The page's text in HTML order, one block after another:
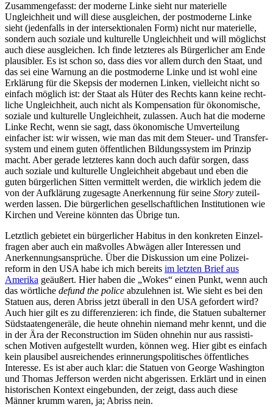
Zusam­men­ge­fasst: der moderne Linke sieht nur materielle
Ungleichheit und will diese ausgleichen, der postmo­derne Linke
sieht (jeden­falls in der inter­sek­tio­nalen Form) nicht nur materielle,
sondern auch soziale und kultu­relle Ungleichheit und will möglichst
auch diese ausgleichen. Ich finde letzteres als Bürger­licher am Ende
plausibler. Es ist schon so, dass dies vor allem durch den Staat, und
das sei eine Warnung an die postmo­derne Linke und ist wohl eine
Erklärung für die Skepsis der modernen Linken, vielleicht nicht so
einfach möglich ist: der Staat als Hüter des Rechts kann keine recht­
liche Ungleichheit, auch nicht als Kompen­sation für ökono­mische,
soziale und kultu­relle Ungleichheit, zulassen. Auch hat die moderne
Linke Recht, wenn sie sagt, dass ökono­mische Umver­teilung
einfacher ist: wir wissen, wie man das mit dem Steuer- und Trans­fer­
system und einem guten öffent­lichen Bildungs­system im Prinzip
macht. Aber gerade letzteres kann doch auch dafür sorgen, dass
auch soziale und kultu­relle Ungleichheit abgebaut und eben die
guten bürger­lichen Sitten vermittelt werden, die wirklich jedem die
von der Aufklärung zugesagte Anerkennung für seine Story zuteil­
werden lassen. Die bürger­lichen gesell­schaft­lichen Insti­tu­tionen wie
Kirchen und Vereine könnten das Übrige tun.
Letztlich gebietet ein bürger­licher Habitus in den konkreten Einzel­
fragen aber auch ein maßvolles Abwägen aller Inter­essen und
Anerken­nungs­an­sprüche. Über die Diskussion um eine Polizei­
reform in den USA habe ich mich bereits im letzten Brief aus
Amerika geäußert. Hier haben die „Wokes“ einen Punkt, wenn auch
das wörtliche defund the police abzulehnen ist. Wie sieht es bei den
Statuen aus, deren Abriss jetzt überall in den USA gefordert wird?
Auch hier gilt es zu diffe­ren­zieren: ich finde, die Statuen subal­terner
Südstaa­ten­ge­neräle, die heute ohnehin niemand mehr kennt, und die
in der Ära der Recon­s­truction im Süden ohnehin nur aus rassis­ti­
schen Motiven aufge­stellt wurden, können weg. Hier gibt es einfach
kein plausibel ausrei­chendes erinne­rungs­po­li­ti­sches öffent­liches
Interesse. Es ist aber auch klar: die Statuen von George Washington
und Thomas Jefferson werden nicht abgerissen. Erklärt und in einen
histo­ri­schen Kontext einge­bunden, der zeigt, dass auch diese
Männer krumm waren, ja; Abriss nein.